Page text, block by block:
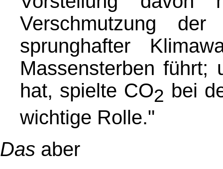
Verschmutzung der
sprunghafter
Massensterben führt;
hat, spielte CO2 bei
wichtige Rolle."
Das aber